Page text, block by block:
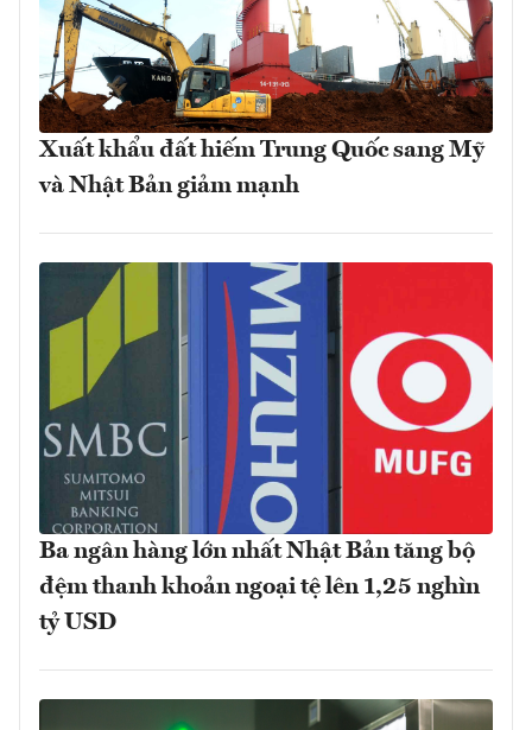
Xuất khẩu đất hiếm Trung Quốc sang Mỹ
và Nhật Bản giảm mạnh
Ba ngân hàng lớn nhất Nhật Bản tăng bộ
đệm thanh khoản ngoại tệ lên 1,25 nghìn
tỷ USD